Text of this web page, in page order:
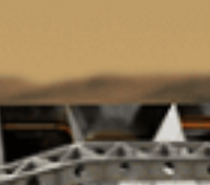
にないものを「光」
は「光」で社会に貢献
い製品を、より早く」
」をしていく、それ